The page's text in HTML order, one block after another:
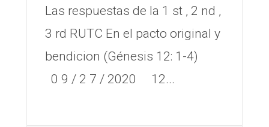
Las respuestas de la 1 st , 2 nd ,
3 rd RUTC En el pacto original y
bendicion (Génesis 12: 1-4)
0 9 / 2 7 / 2020 12...